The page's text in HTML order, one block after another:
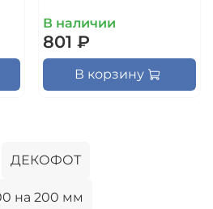
В наличии
801 ₽
В корзину
ДЕКОФОТ
на 200 мм